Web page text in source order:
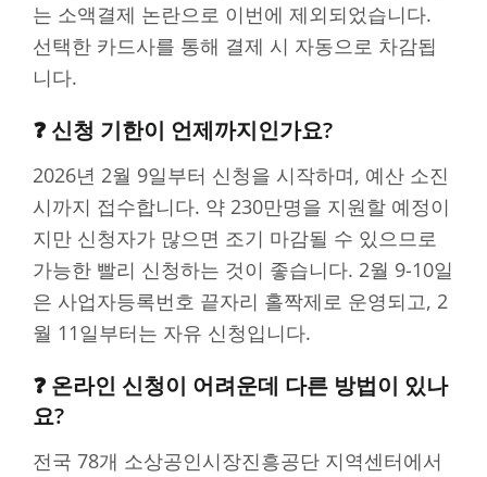
는 소액결제 논란으로 이번에 제외되었습니다.
선택한 카드사를 통해 결제 시 자동으로 차감됩
니다.
❓ 신청 기한이 언제까지인가요?
2026년 2월 9일부터 신청을 시작하며, 예산 소진
시까지 접수합니다. 약 230만명을 지원할 예정이
지만 신청자가 많으면 조기 마감될 수 있으므로
가능한 빨리 신청하는 것이 좋습니다. 2월 9-10일
은 사업자등록번호 끝자리 홀짝제로 운영되고, 2
월 11일부터는 자유 신청입니다.
❓ 온라인 신청이 어려운데 다른 방법이 있나
요?
전국 78개 소상공인시장진흥공단 지역센터에서